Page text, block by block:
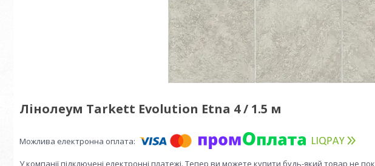
Лінолеум Tarkett Evolution Etna 4 / 1.5 м
У компанії підключені електронні платежі. Тепер ви можете купити будь-який товар не